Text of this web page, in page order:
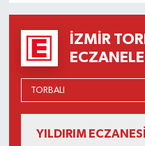
İZMIR
YILDIRIM ECZANESİ